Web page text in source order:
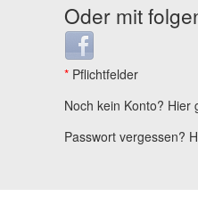
Oder mit
Login with Facebook
* Pflichtfelder
Noch kein Konto? Hier
Passwort vergessen?